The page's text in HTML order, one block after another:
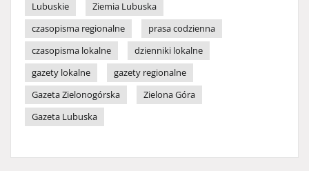
Lubuskie
Ziemia Lubuska
czasopisma regionalne
prasa codzienna
czasopisma lokalne
dzienniki lokalne
gazety lokalne
gazety regionalne
Gazeta Zielonogórska
Zielona Góra
Gazeta Lubuska